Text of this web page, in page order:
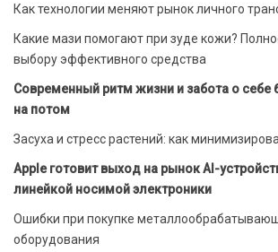
Как технологии меняют рынок личного
Какие мази помогают при зуде кожи?
выбору эффективного средства
Современный ритм жизни и забота о себе
на потом
Засуха и стресс растений: как
Apple готовит выход на рынок AI-
линейкой носимой электроники
Ошибки при покупке
оборудования